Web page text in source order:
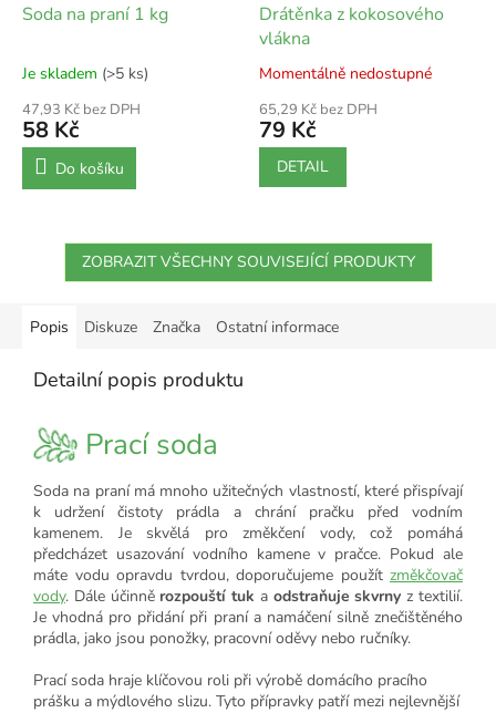
Soda na praní 1 kg
Je skladem (>5 ks)
47,93 Kč bez DPH
58 Kč
Do košíku
Drátěnka z kokosového
vlákna
Momentálně nedostupné
65,29 Kč bez DPH
79 Kč
DETAIL
ZOBRAZIT VŠECHNY SOUVISEJÍCÍ PRODUKTY
Popis Diskuze Značka Ostatní informace
Detailní popis produktu
Prací soda
Soda na praní má mnoho užitečných vlastností, které přispívají
k udržení čistoty prádla a chrání pračku před vodním
kamenem. Je skvělá pro změkčení vody, což pomáhá
předcházet usazování vodního kamene v pračce. Pokud ale
máte vodu opravdu tvrdou, doporučujeme použít změkčovač
vody. Dále účinně rozpouští tuk a odstraňuje skvrny z textilií.
Je vhodná pro přidání při praní a namáčení silně znečištěného
prádla, jako jsou ponožky, pracovní oděvy nebo ručníky.
Prací soda hraje klíčovou roli při výrobě domácího pracího
prášku a mýdlového slizu. Tyto přípravky patří mezi nejlevnější